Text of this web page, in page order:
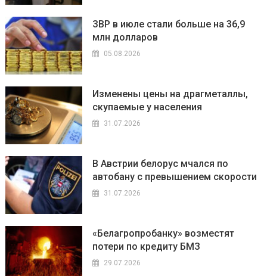
ЗВР в июле стали больше на 36,9
млн долларов
05.08.2026
Изменены цены на драгметаллы,
скупаемые у населения
31.07.2026
В Австрии белорус мчался по
автобану с превышением скорости
31.07.2026
«Белагропробанку» возместят
потери по кредиту БМЗ
29.07.2026